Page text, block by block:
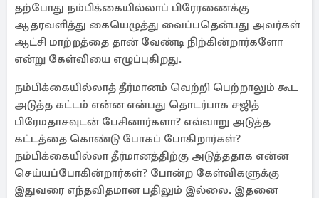
தற்போது நம்பிக்கையில்லாப் பிரேரணைக்கு
ஆதரவளித்து கையெழுத்து வைப்பதென்பது அவர்கள்
ஆட்சி மாற்றத்தை தான் வேண்டி நிற்கின்றார்களோ
என்று கேள்வியை எழுப்புகிறது.
நம்பிக்கையில்லாத் தீர்மானம் வெற்றி பெற்றாலும் கூட
அடுத்த கட்டம் என்ன என்பது தொடர்பாக சஜித்
பிரேமதாசவுடன் பேசினார்களா? எவ்வாறு அடுத்த
கட்டத்தை கொண்டு போகப் போகிறார்கள்?
நம்பிக்கையில்லா தீர்மானத்திற்கு அடுத்ததாக என்ன
செய்யப்போகின்றார்கள்? போன்ற கேள்விகளுக்கு
இதுவரை எந்தவிதமான பதிலும் இல்லை. இதனை